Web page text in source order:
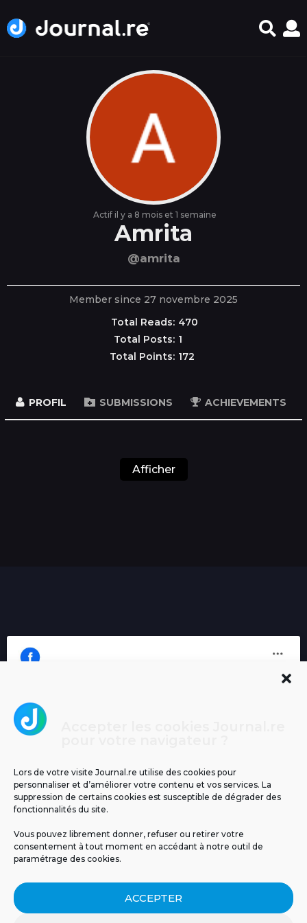
Lors de votre visite Journal.re utilise des cookies pour
personnaliser et d’améliorer votre contenu et vos services. La
suppression de certains cookies est susceptible de dégrader des
fonctionnalités du site.
Vous pouvez librement donner, refuser ou retirer votre
consentement à tout moment en accédant à notre outil de
paramétrage des cookies.
ACCEPTER
Actif il y a 8 mois et 1 semaine
Amrita
@amrita
Member since 27 novembre 2025
Total Reads: 470
Total Posts: 1
Total Points: 172
PROFIL SUBMISSIONS ACHIEVEMENTS
Afficher
MENTIONS LÉGALES PUBLICITÉ
BLOG
NOS ÉMISSIONS
POLITIQUE DE CONFIDENTIALITÉ
CONTACT